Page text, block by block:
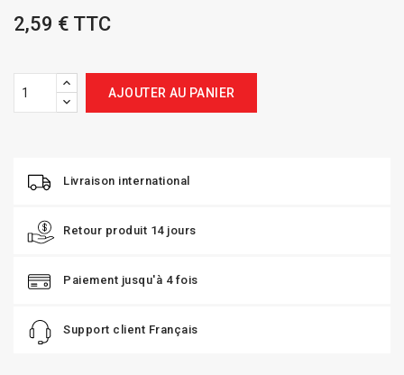
2,59 € TTC
AJOUTER AU PANIER
Livraison international
Retour produit 14 jours
Paiement jusqu'à 4 fois
Support client Français